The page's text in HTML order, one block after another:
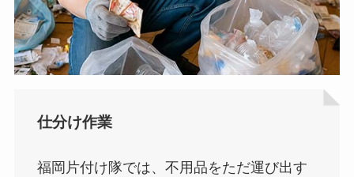
仕分け作業
福岡片付け隊では、不用品をただ運び出す